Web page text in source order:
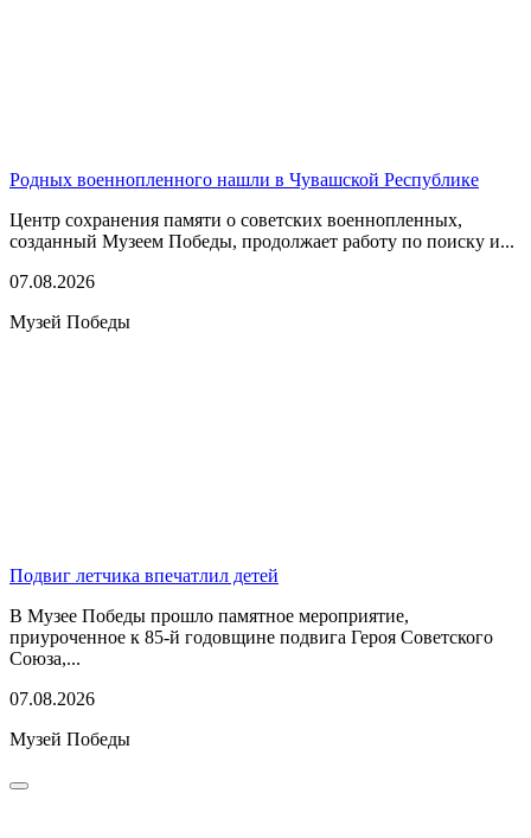
Родных военнопленного нашли в Чувашской Республике
Центр сохранения памяти о советских военнопленных,
созданный Музеем Победы, продолжает работу по поиску и...
07.08.2026
Музей Победы
Подвиг летчика впечатлил детей
В Музее Победы прошло памятное мероприятие,
приуроченное к 85-й годовщине подвига Героя Советского
Союза,...
07.08.2026
Музей Победы